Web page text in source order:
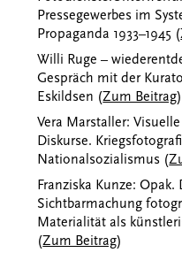
Pressegewerbes im
Propaganda 1933–1945 (
Willi Ruge –
Gespräch mit der
Eskildsen (Zum Beitrag)
Vera Marstaller:
Diskurse.
Nationalsozialismus (
Franziska Kunze: Opak.
Sichtbarmachung
Materialität als
(Zum Beitrag)